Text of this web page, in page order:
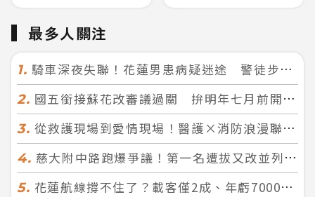
最多人關注
1. 騎車深夜失聯！花蓮男患病疑迷途 警徒步百米急尋救回一命
2. 國五銜接蘇花改審議過關 拚明年七月前開工！台北花蓮2小時生活圈成形
3. 從救護現場到愛情現場！醫護×消防浪漫聯誼 32人配對成功5對
4. 慈大附中路跑爆爭議！第一名遭拔又改並列 家長怒：難以接受
5. 花蓮航線撐不住了？載客僅2成、年虧7000萬 華信喊：真的快飛不下去